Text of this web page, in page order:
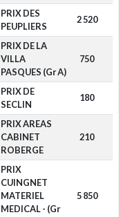
PRIX DES
PEUPLIERS
2 520
PRIX DE LA
VILLA
PASQUES (Gr A)
750
PRIX DE
SECLIN
180
PRIX AREAS
CABINET
ROBERGE
210
PRIX
CUINGNET
MATERIEL
MEDICAL - (Gr
5 850